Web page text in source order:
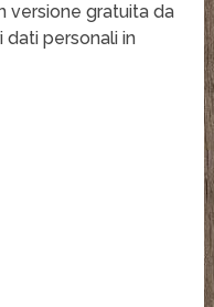
versione gratuita da
dati personali in